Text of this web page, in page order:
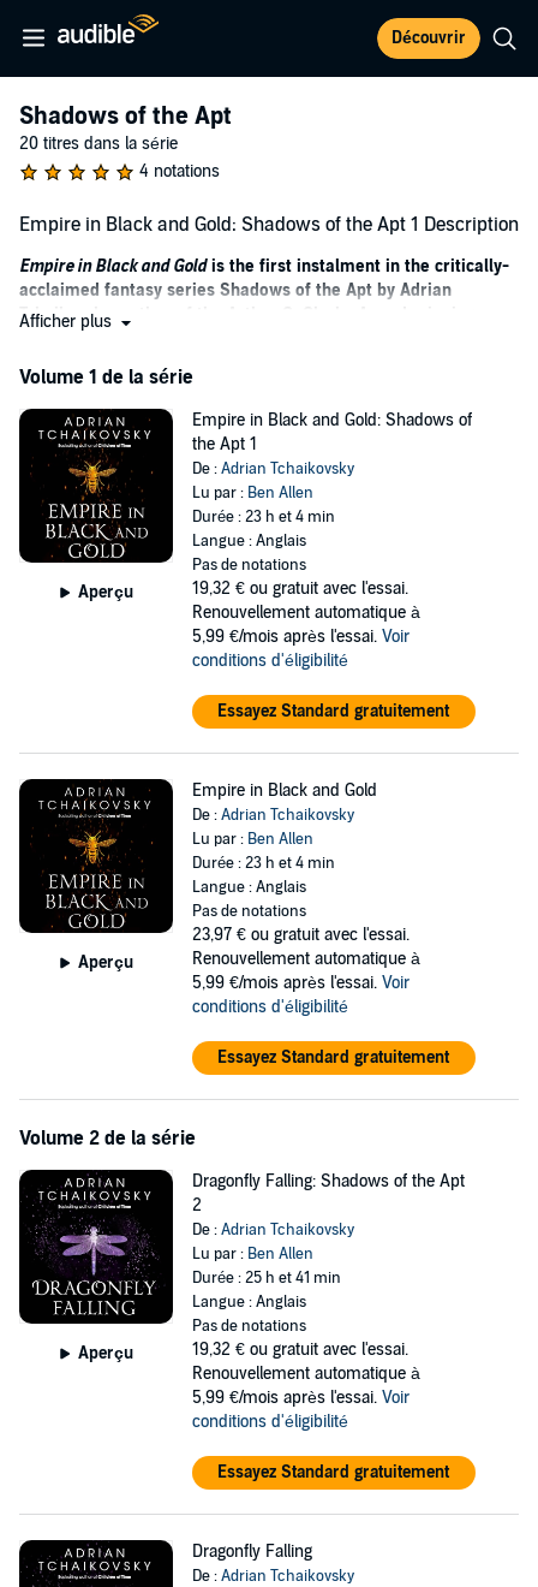
Découvrir
Shadows of the Apt
20 titres dans la série
4 notations
Empire in Black and Gold: Shadows of the Apt 1 Description
Empire in Black and Goldis the first instalment in the critically-
acclaimed fantasy series Shadows of the Apt by Adrian
Tchaikovsky, author of the Arthur C. Clarke Award-winning
The days of peace are over . . .
The Lowlands’ city states have lived in peace for decades, hailed as
bastions of civilization. Yet that peace is about to end. A distant
empire has been conquering neighbours with highly trained soldiers
and sophisticated combat techniques. And the city states are its
desirable new prize.
Only the ageing Stenwold Maker – spymaster, artificer and
statesman – foresees the threat, as the empires’ armies march ever
closer. So it falls upon his shoulders to open the eyes of the cities’
leaders. He sees that war will sweep through their lands, destroying
But to warn his people, he must stay alive.
Shadows of the Apt series,Dragonfly Falling.
Afficher plus
Volume 1 de la série
Aperçu
Empire in Black and Gold: Shadows of
the Apt 1
De :Adrian Tchaikovsky
Lu par : Ben Allen
Durée : 23 h et 4 min
Langue : Anglais
Pas de notations
19,32 € ou gratuit avec l'essai.
Renouvellement automatique à
5,99 €/mois après l'essai. Voir
conditions d'éligibilité
Essayez Standard gratuitement
Aperçu
Empire in Black and Gold
De :Adrian Tchaikovsky
Lu par : Ben Allen
Durée : 23 h et 4 min
Langue : Anglais
Pas de notations
23,97 € ou gratuit avec l'essai.
Renouvellement automatique à
5,99 €/mois après l'essai. Voir
conditions d'éligibilité
Essayez Standard gratuitement
Volume 2 de la série
Aperçu
Dragonfly Falling: Shadows of the Apt
2
De :Adrian Tchaikovsky
Lu par : Ben Allen
Durée : 25 h et 41 min
Langue : Anglais
Pas de notations
19,32 € ou gratuit avec l'essai.
Renouvellement automatique à
5,99 €/mois après l'essai. Voir
conditions d'éligibilité
Essayez Standard gratuitement
Dragonfly Falling
De :Adrian Tchaikovsky